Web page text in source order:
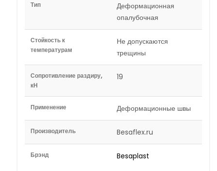
Тип
Деформационная
опалубочная
Стойкость к
температурам
Не допускаются
трещины
Сопротивление раздиру,
кН
19
Применение Деформационные швы
Производитель Besaflex.ru
Брэнд Besaplast